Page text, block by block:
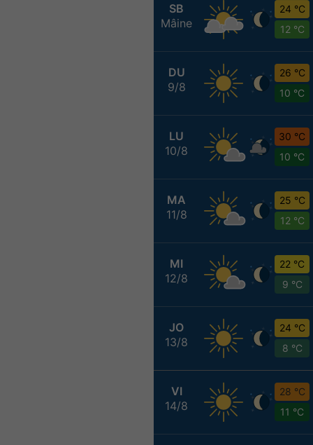
SB
Mâine
24 °C
12 °C
DU
9/8
26 °C
10 °C
LU
10/8
30 °C
10 °C
MA
11/8
25 °C
12 °C
MI
12/8
22 °C
9 °C
JO
13/8
24 °C
8 °C
VI
14/8
28 °C
11 °C